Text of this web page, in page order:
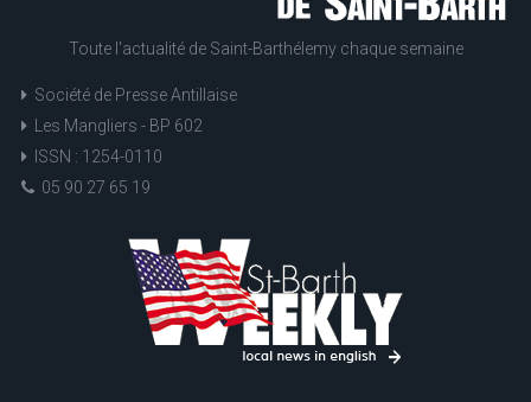
Toute l'actualité de Saint-Barthélemy chaque semaine
Société de Presse Antillaise
Les Mangliers - BP 602
ISSN : 1254-0110
05 90 27 65 19